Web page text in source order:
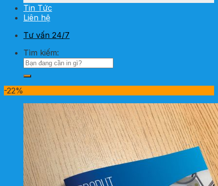
Tin Tức
Liên hệ
Tư vấn 24/7
Tìm kiếm:
-22%